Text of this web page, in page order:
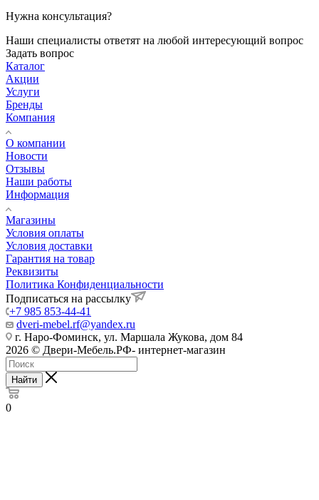
Нужна консультация?
Наши специалисты ответят на любой интересующий вопрос
Задать вопрос
Каталог
Акции
Услуги
Бренды
Компания
О компании
Новости
Отзывы
Наши работы
Информация
Магазины
Условия оплаты
Условия доставки
Гарантия на товар
Реквизиты
Политика Конфиденциальности
Подписаться на рассылку
+7 985 853-44-41
dveri-mebel.rf@yandex.ru
г. Наро-Фоминск, ул. Маршала Жукова, дом 84
2026 © Двери-Мебель.РФ- интернет-магазин
Найти
0